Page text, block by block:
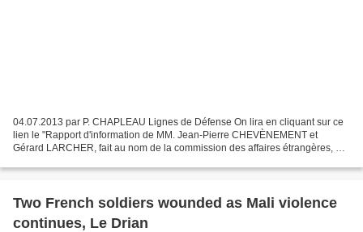
04.07.2013 par P. CHAPLEAU Lignes de Défense On lira en cliquant sur ce
lien le "Rapport d'information de MM. Jean-Pierre CHEVÈNEMENT et
Gérard LARCHER, fait au nom de la commission des affaires étrangères, de
Two French soldiers wounded as Mali violence
continues, Le Drian